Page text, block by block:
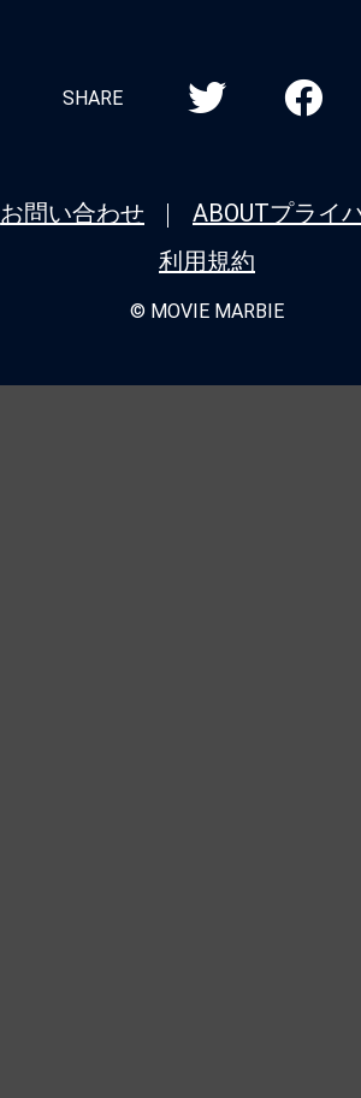
SHARE
お問い合わせ ABOUTプライ
利用規約
© MOVIE MARBIE